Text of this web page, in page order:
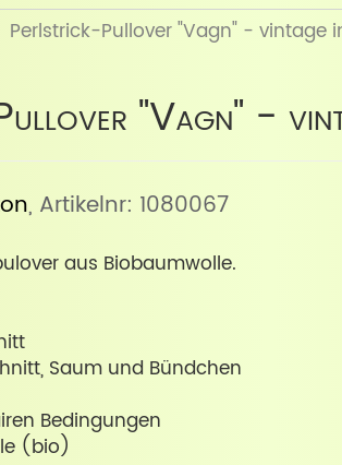
Perlstrick-Pullover "Vagn" - vintage
"Vagn" -
, Artikelnr: 1080067
aus Biobaumwolle.
Saum und Bündchen
Bedingungen
(bio)